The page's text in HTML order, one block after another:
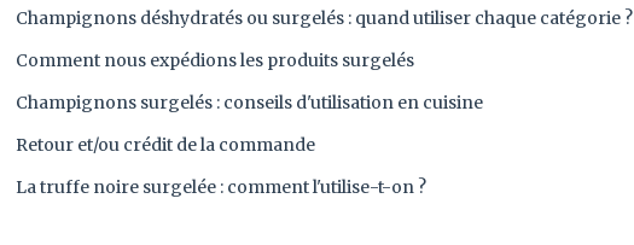
Champignons déshydratés ou surgelés : quand utiliser chaque catégorie ?
Comment nous expédions les produits surgelés
Champignons surgelés : conseils d'utilisation en cuisine
Retour et/ou crédit de la commande
La truffe noire surgelée : comment l'utilise-t-on ?